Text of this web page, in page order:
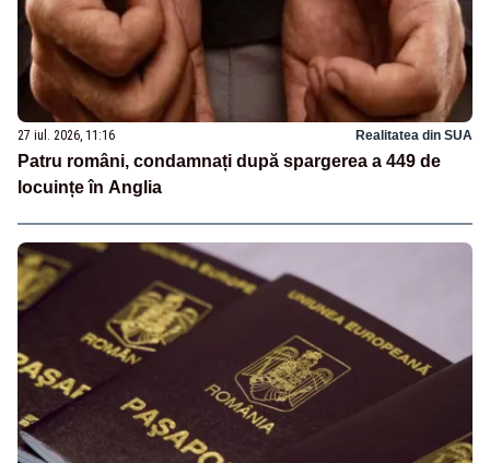
27 iul. 2026, 11:16 Realitatea din SUA
Patru români, condamnați după spargerea a 449 de
locuințe în Anglia